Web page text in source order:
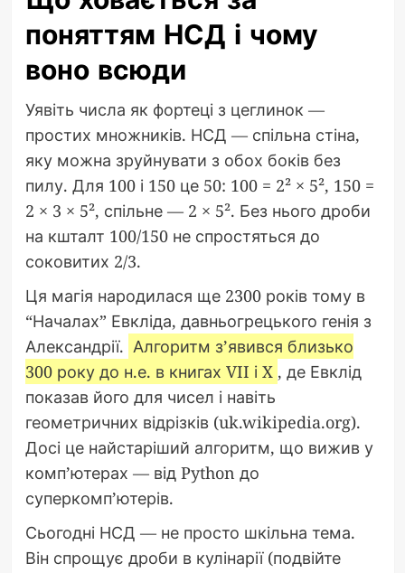
поняттям НСД і чому
воно всюди
Уявіть числа як фортеці з цеглинок —
простих множників. НСД — спільна стіна,
яку можна зруйнувати з обох боків без
пилу. Для 100 і 150 це 50: 100 = 2² × 5², 150 =
2 × 3 × 5², спільне — 2 × 5². Без нього дроби
на кшталт 100/150 не спростяться до
соковитих 2/3.
Ця магія народилася ще 2300 років тому в
“Началах” Евкліда, давньогрецького генія з
Александрії. Алгоритм з’явився близько
300 року до н.е. в книгах VII і X , де Евклід
показав його для чисел і навіть
геометричних відрізків (uk.wikipedia.org).
Досі це найстаріший алгоритм, що вижив у
комп’ютерах — від Python до
суперкомп’ютерів.
Сьогодні НСД — не просто шкільна тема.
Він спрощує дроби в кулінарії (подвійте